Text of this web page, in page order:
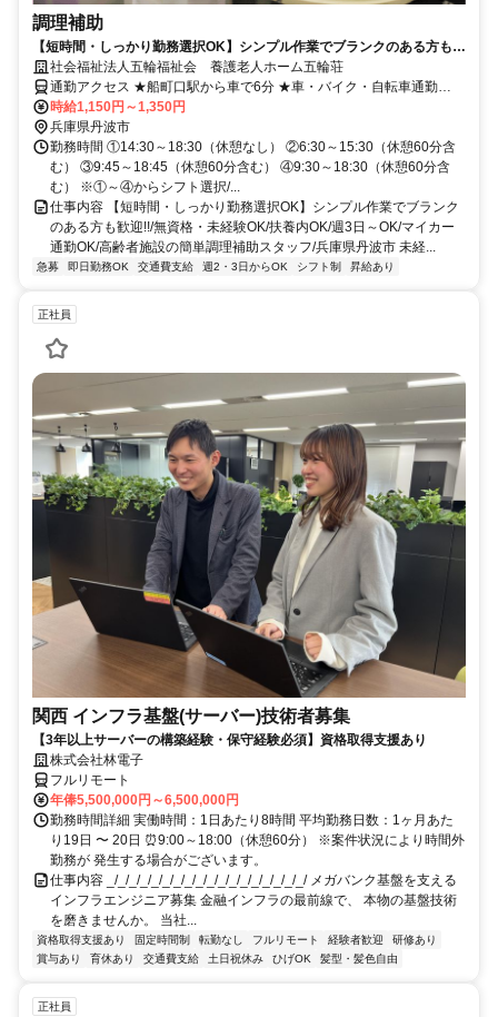
調理補助
【短時間・しっかり勤務選択OK】シンプル作業でブランクのある方も歓
迎!!/無資格・未経験OK/扶養内OK/週3日～OK/マイカー通勤OK/高齢者施
設の簡単調理補助スタッフ/兵庫県丹波市
社会福祉法人五輪福祉会 養護老人ホーム五輪荘
通勤アクセス ★船町口駅から車で6分 ★車・バイク・自転車通勤
OK（無料駐車場あり）
時給1,150円～1,350円
兵庫県丹波市
勤務時間 ①14:30～18:30（休憩なし） ②6:30～15:30（休憩60分含
む） ③9:45～18:45（休憩60分含む） ④9:30～18:30（休憩60分含
む） ※①～④からシフト選択/...
仕事内容 【短時間・しっかり勤務選択OK】シンプル作業でブランク
のある方も歓迎!!/無資格・未経験OK/扶養内OK/週3日～OK/マイカー
通勤OK/高齢者施設の簡単調理補助スタッフ/兵庫県丹波市 未経...
急募 即日勤務OK 交通費支給 週2・3日からOK シフト制 昇給あり
正社員
関西 インフラ基盤(サーバー)技術者募集
【3年以上サーバーの構築経験・保守経験必須】資格取得支援あり
株式会社林電子
フルリモート
年俸5,500,000円～6,500,000円
勤務時間詳細 実働時間：1日あたり8時間 平均勤務日数：1ヶ月あた
り19日 〜 20日 ⏰9:00～18:00（休憩60分） ※案件状況により時間外
勤務が 発生する場合がございます。
仕事内容 _/_/_/_/_/_/_/_/_/_/_/_/_/_/_/_/_/_/ メガバンク基盤を支える
インフラエンジニア募集 金融インフラの最前線で、 本物の基盤技術
を磨きませんか。 当社...
資格取得支援あり 固定時間制 転勤なし フルリモート 経験者歓迎
研修あり
賞与あり
育休あり 交通費支給 土日祝休み ひげOK 髪型・髪色自由
正社員